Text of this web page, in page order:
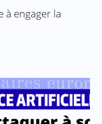
à engager la